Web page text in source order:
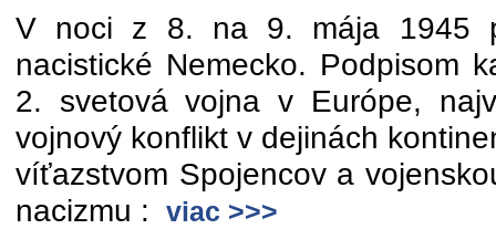
V noci z 8. na 9. mája 1945
nacistické Nemecko. Podpisom
2. svetová vojna v Európe,
vojnový konflikt v dejinách
víťazstvom Spojencov a
nacizmu :
viac >>>